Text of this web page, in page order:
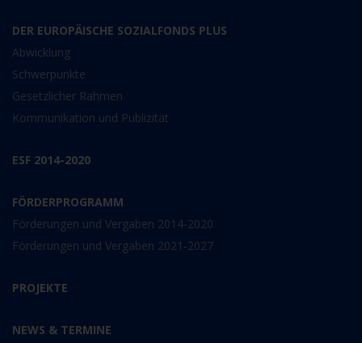
DER EUROPÄISCHE SOZIALFONDS PLUS
Abwicklung
Schwerpunkte
Gesetzlicher Rahmen
Kommunikation und Publizität
ESF 2014-2020
FÖRDERPROGRAMM
Förderungen und Vergaben 2014-2020
Förderungen und Vergaben 2021-2027
PROJEKTE
NEWS & TERMINE